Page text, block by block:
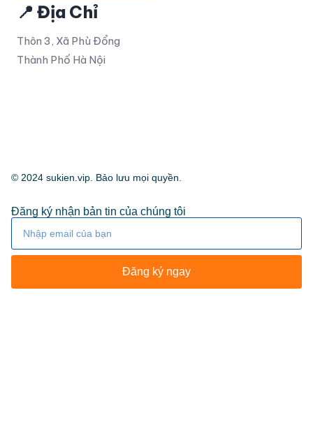
📍 Địa Chỉ
Thôn 3, Xã Phù Đổng
Thành Phố Hà Nội
© 2024 sukien.vip. Bảo lưu mọi quyền.
Đăng ký nhận bản tin của chúng tôi
Đăng ký ngay